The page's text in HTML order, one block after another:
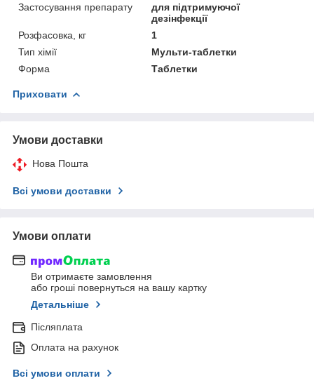
Застосування препарату
для підтримуючої
дезінфекції
Розфасовка, кг
1
Тип хімії
Мульти-таблетки
Форма
Таблетки
Приховати
Умови доставки
Нова Пошта
Всі умови доставки
Умови оплати
Ви отримаєте замовлення
або гроші повернуться на вашу картку
Детальніше
Післяплата
Оплата на рахунок
Всі умови оплати